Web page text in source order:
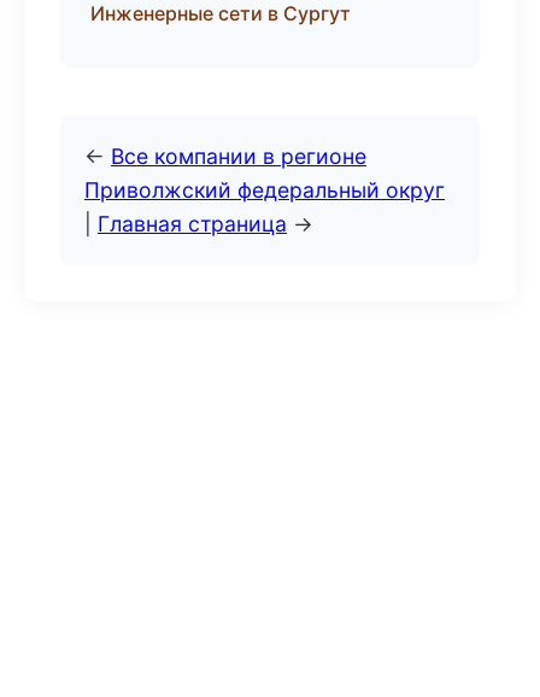
Инженерные сети в Сургут
← Все компании в регионе
Приволжский федеральный округ
Главная страница →